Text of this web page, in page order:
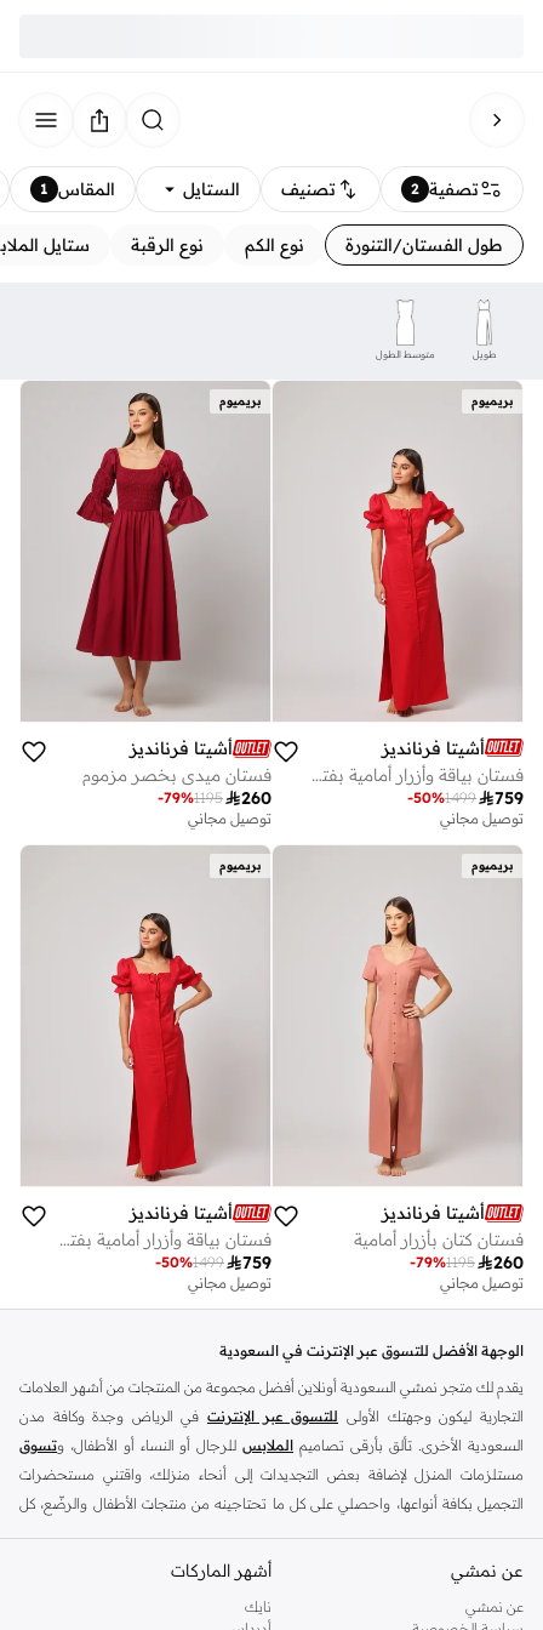
تصفية 2 تصنيف الستايل المقاس 1
طول الفستان/التنورة نوع الكم نوع الرقبة ستايل
طويل متوسط الطول
بريميوم
أشيتا فرنانديز
فستان بياقة وأزرار أمامية بفتحات جانبية
759
1499
-50%
توصيل مجاني
بريميوم
أشيتا فرنانديز
فستان ميدي بخصر مزموم
260
1195
-79%
توصيل مجاني
بريميوم
أشيتا فرنانديز
فستان كتان بأزرار أمامية
260
1195
-79%
توصيل مجاني
بريميوم
أشيتا فرنانديز
فستان بياقة وأزرار أمامية بفتحات جانبية
759
1499
-50%
توصيل مجاني
الوجهة الأفضل للتسوق عبر الإنترنت في السعودية
يقدم لك متجر نمشي السعودية أونلاين أفضل مجموعة من المنتجات من أشهر العلامات
التجارية ليكون وجهتك الأولى للتسوق عبر الإنترنت في الرياض وجدة وكافة مدن
السعودية الأخرى. تألق بأرقى تصاميم الملابس للرجال أو النساء أو الأطفال، وتسوق
مستلزمات المنزل لإضافة بعض التجديدات إلى أنحاء منزلك، واقتني مستحضرات
التجميل بكافة أنواعها، واحصلي على كل ما تحتاجينه من منتجات الأطفال والرضّع، كل
أفضل العلامات التجارية في السعودية
يضم متجر نمشي السعودية أونلاين مجموعة ضخمة من المنتجات من أفضل العلامات
عن نمشي
عن نمشي
أشهر الماركات
نايك